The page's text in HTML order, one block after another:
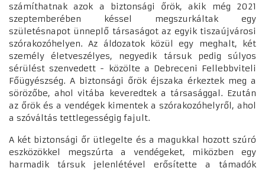
számíthatnak azok a biztonsági őrök, akik még 2021
szeptemberében késsel megszurkáltak egy
születésnapot ünneplő társaságot az egyik tiszaújvárosi
szórakozóhelyen. Az áldozatok közül egy meghalt, két
személy életveszélyes, negyedik társuk pedig súlyos
sérülést szenvedett - közölte a Debreceni Fellebbviteli
Főügyészség. A biztonsági őrök éjszaka érkeztek meg a
sörözőbe, ahol vitába keveredtek a társasággal. Ezután
az őrök és a vendégek kimentek a szórakozóhelyről, ahol
a szóváltás tettlegességig fajult.
A két biztonsági őr ütlegelte és a magukkal hozott szúró
eszközökkel megszúrta a vendégeket, miközben egy
harmadik társuk jelenlétével erősítette a támadók